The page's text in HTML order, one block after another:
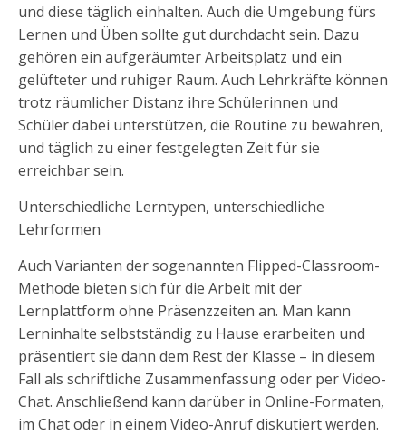
und diese täglich einhalten. Auch die Umgebung fürs
Lernen und Üben sollte gut durchdacht sein. Dazu
gehören ein aufgeräumter Arbeitsplatz und ein
gelüfteter und ruhiger Raum. Auch Lehrkräfte können
trotz räumlicher Distanz ihre Schülerinnen und
Schüler dabei unterstützen, die Routine zu bewahren,
und täglich zu einer festgelegten Zeit für sie
erreichbar sein.
Unterschiedliche Lerntypen, unterschiedliche
Lehrformen
Auch Varianten der sogenannten Flipped-Classroom-
Methode bieten sich für die Arbeit mit der
Lernplattform ohne Präsenzzeiten an. Man kann
Lerninhalte selbstständig zu Hause erarbeiten und
präsentiert sie dann dem Rest der Klasse – in diesem
Fall als schriftliche Zusammenfassung oder per Video-
Chat. Anschließend kann darüber in Online-Formaten,
im Chat oder in einem Video-Anruf diskutiert werden.